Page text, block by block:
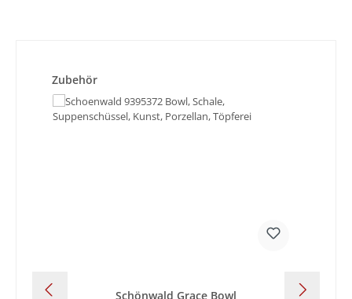
Produktgalerie überspringen
Zubehör
Schönwald Grace Bowl